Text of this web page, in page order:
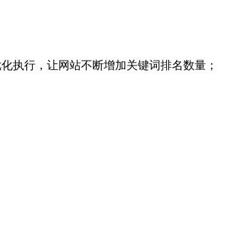
执行，让网站不断增加关键词排名数量；